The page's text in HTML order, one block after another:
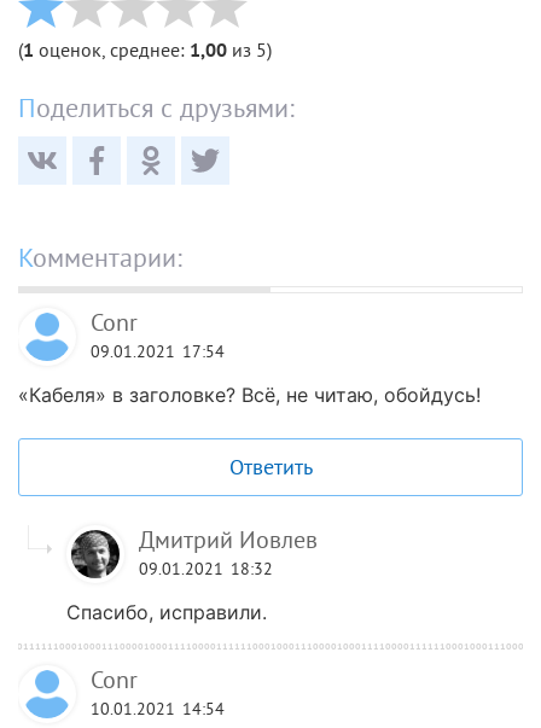
(1 оценок, среднее: 1,00 из 5)
Поделиться с друзьями:
Комментарии:
Conr
09.01.2021 17:54
«Кабеля» в заголовке? Всё, не читаю, обойдусь!
Ответить
Дмитрий Иовлев
09.01.2021 18:32
Спасибо, исправили.
Conr
10.01.2021 14:54